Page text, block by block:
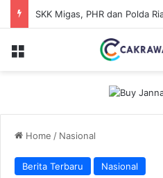
Menu
Home / Nasional
Berita Terbaru Nasional